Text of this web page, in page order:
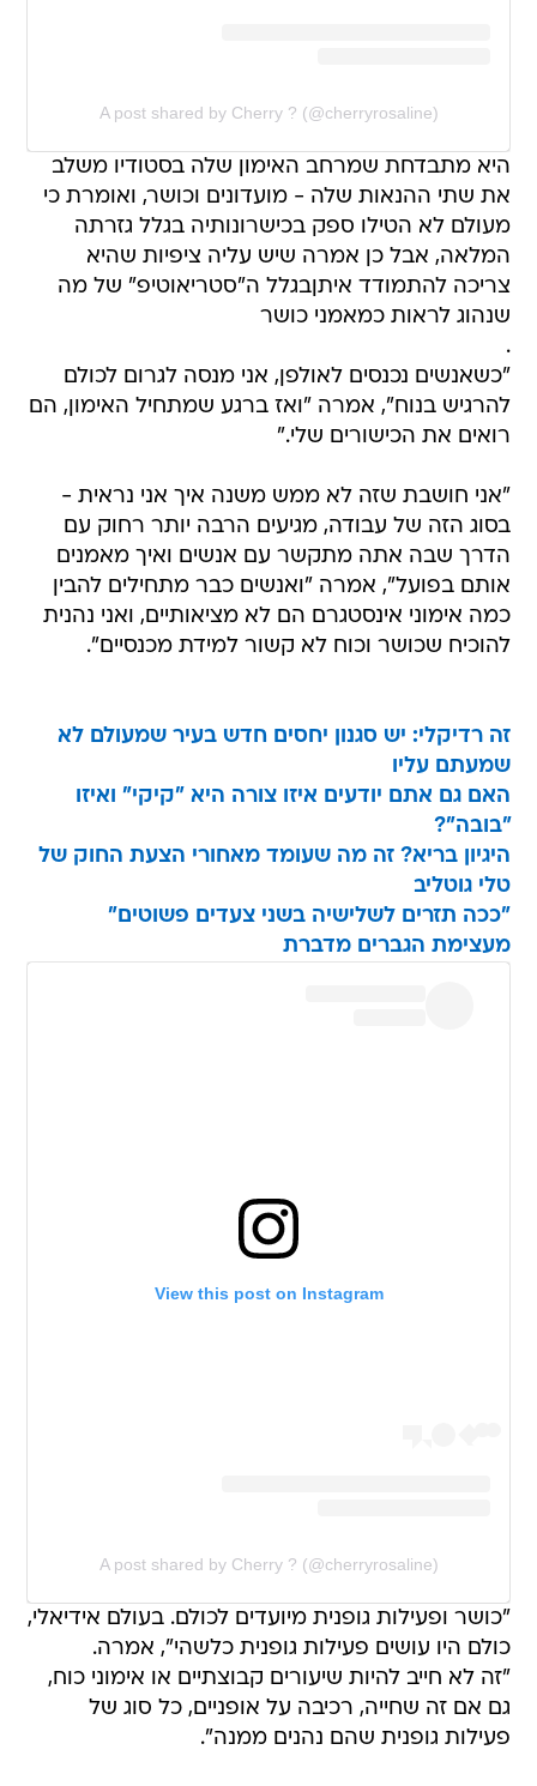
A post shared by Cherry ? (@cherryrosaline)
היא מתבדחת שמרחב האימון שלה בסטודיו משלב
את שתי ההנאות שלה - מועדונים וכושר, ואומרת כי
מעולם לא הטילו ספק בכישרונותיה בגלל גזרתה
המלאה, אבל כן אמרה שיש עליה ציפיות שהיא
צריכה להתמודד איתןבגלל ה"סטריאוטיפ" של מה
שנהוג לראות כמאמני כושר
.
"כשאנשים נכנסים לאולפן, אני מנסה לגרום לכולם
להרגיש בנוח", אמרה "ואז ברגע שמתחיל האימון, הם
רואים את הכישורים שלי."
"אני חושבת שזה לא ממש משנה איך אני נראית -
בסוג הזה של עבודה, מגיעים הרבה יותר רחוק עם
הדרך שבה אתה מתקשר עם אנשים ואיך מאמנים
אותם בפועל", אמרה "ואנשים כבר מתחילים להבין
כמה אימוני אינסטגרם הם לא מציאותיים, ואני נהנית
להוכיח שכושר וכוח לא קשור למידת מכנסיים".
זה רדיקלי: יש סגנון יחסים חדש בעיר שמעולם לא
שמעתם עליו
האם גם אתם יודעים איזו צורה היא "קיקי" ואיזו
"בובה"?
היגיון בריא? זה מה שעומד מאחורי הצעת החוק של
טלי גוטליב
"ככה תזרים לשלישיה בשני צעדים פשוטים"
מעצימת הגברים מדברת
View this post on Instagram
A post shared by Cherry ? (@cherryrosaline)
"כושר ופעילות גופנית מיועדים לכולם. בעולם אידיאלי,
כולם היו עושים פעילות גופנית כלשהי", אמרה.
"זה לא חייב להיות שיעורים קבוצתיים או אימוני כוח,
גם אם זה שחייה, רכיבה על אופניים, כל סוג של
פעילות גופנית שהם נהנים ממנה".